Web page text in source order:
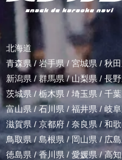
北海道
青森県 /岩手県/ 宮城県 / 秋
新潟県 /群馬県/山梨県 / 長
茨城県 / 栃木県 / 埼玉県 / 千
富山県 /石川県 / 福井県/岐
滋賀県 / 京都府 / 奈良県 / 和
鳥取県 / 島根県 /岡山県/ 広
徳島県 /香川県 / 愛媛県/高